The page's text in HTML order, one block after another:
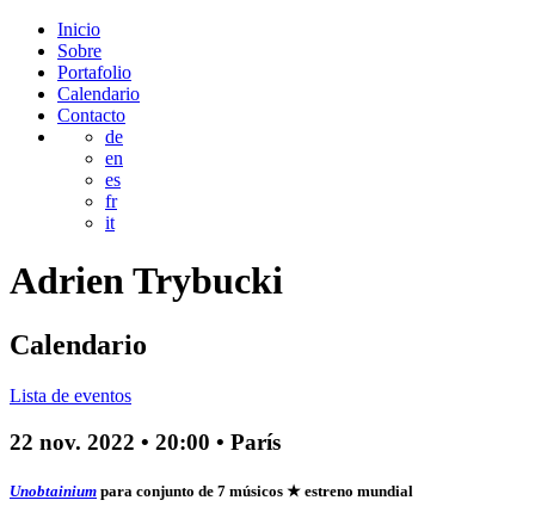
Inicio
Sobre
Portafolio
Calendario
Contacto
de
en
es
fr
it
AdrienTrybucki
Calendario
Lista de eventos
22 nov. 2022 • 20:00 • París
Unobtainium para conjunto de 7 músicos ★ estreno mundial